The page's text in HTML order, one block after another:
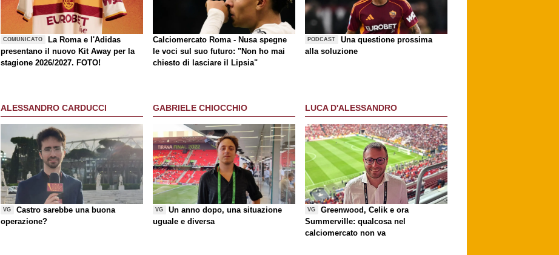
COMUNICATO
La Roma e l'Adidas
presentano il nuovo Kit Away per la
stagione 2026/2027. FOTO!
Calciomercato Roma - Nusa spegne
le voci sul suo futuro: "Non ho mai
chiesto di lasciare il Lipsia"
PODCAST
Una questione prossima
alla soluzione
ALESSANDRO CARDUCCI
VG
Castro sarebbe una buona
operazione?
GABRIELE CHIOCCHIO
VG
Un anno dopo, una situazione
uguale e diversa
LUCA D'ALESSANDRO
VG
Greenwood, Celik e ora
Summerville: qualcosa nel
calciomercato non va